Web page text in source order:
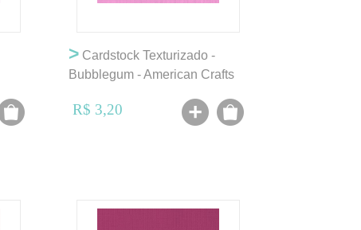
>Cardstock Texturizado -
Bubblegum - American Crafts
R$ 3,20